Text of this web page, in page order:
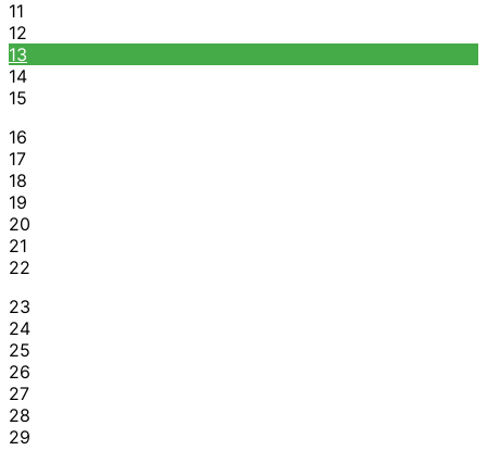
11
12
13
14
15
16
17
18
19
20
21
22
23
24
25
26
27
28
29